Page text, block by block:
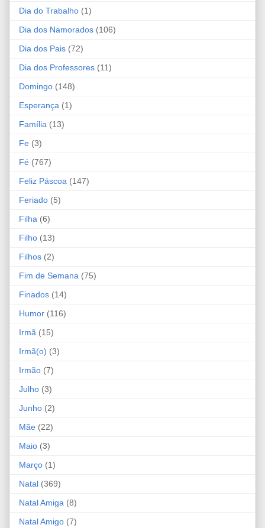
Dia do Trabalho (1)
Dia dos Namorados (106)
Dia dos Pais (72)
Dia dos Professores (11)
Domingo (148)
Esperança (1)
Família (13)
Fe (3)
Fé (767)
Feliz Páscoa (147)
Feriado (5)
Filha (6)
Filho (13)
Filhos (2)
Fim de Semana (75)
Finados (14)
Humor (116)
Irmã (15)
Irmã(o) (3)
Irmão (7)
Julho (3)
Junho (2)
Mãe (22)
Maio (3)
Março (1)
Natal (369)
Natal Amiga (8)
Natal Amigo (7)